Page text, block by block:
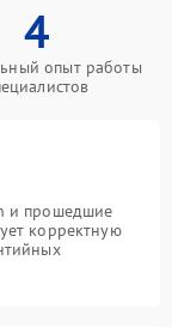
4
опыт работы
и прошедшие
корректную